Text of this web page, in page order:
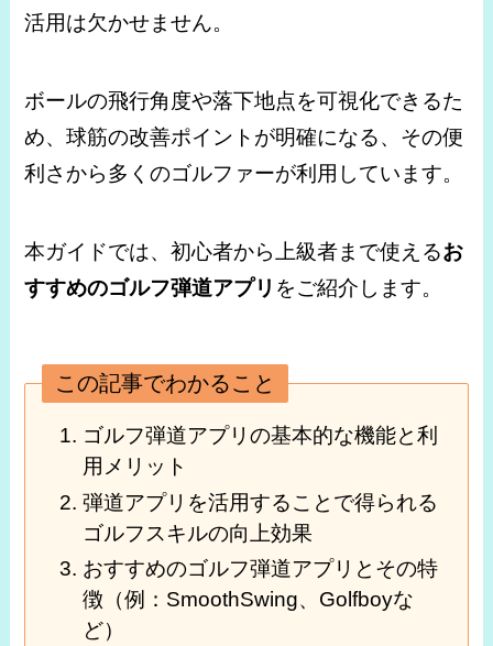
活用は欠かせません。
ボールの飛行角度や落下地点を可視化できるた
め、球筋の改善ポイントが明確になる、その便
利さから多くのゴルファーが利用しています。
本ガイドでは、初心者から上級者まで使えるお
すすめのゴルフ弾道アプリ をご紹介します。
この記事でわかること
ゴルフ弾道アプリの基本的な機能と利
用メリット
弾道アプリを活用することで得られる
ゴルフスキルの向上効果
おすすめのゴルフ弾道アプリとその特
徴（例：SmoothSwing、Golfboyな
ど）